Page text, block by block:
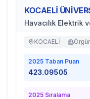
KOCAELİ
Havacılık Elektrik
KOCAELİ
2025 Taban Puan
423.09505
2025 Sıralama